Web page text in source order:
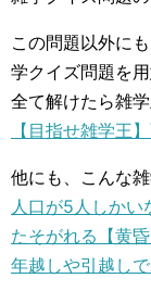
この問題以外に
学クイズ問題を用
全て解けたら雑
【目指せ雑学王
他にも、こんな
人口が5人しかい
たそがれる【黄
年越しや引越し